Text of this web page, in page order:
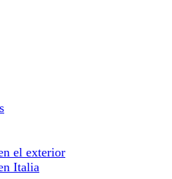
el exterior
Italia